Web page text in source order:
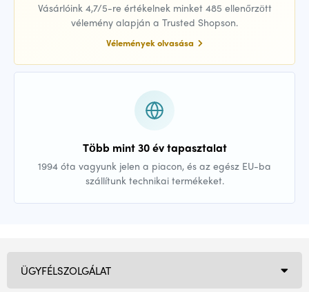
Vásárlóink 4,7/5-re értékelnek minket 485 ellenőrzött
vélemény alapján a Trusted Shopson.
Vélemények olvasása
Több mint 30 év tapasztalat
1994 óta vagyunk jelen a piacon, és az egész EU-ba
szállítunk technikai termékeket.
ÜGYFÉLSZOLGÁLAT